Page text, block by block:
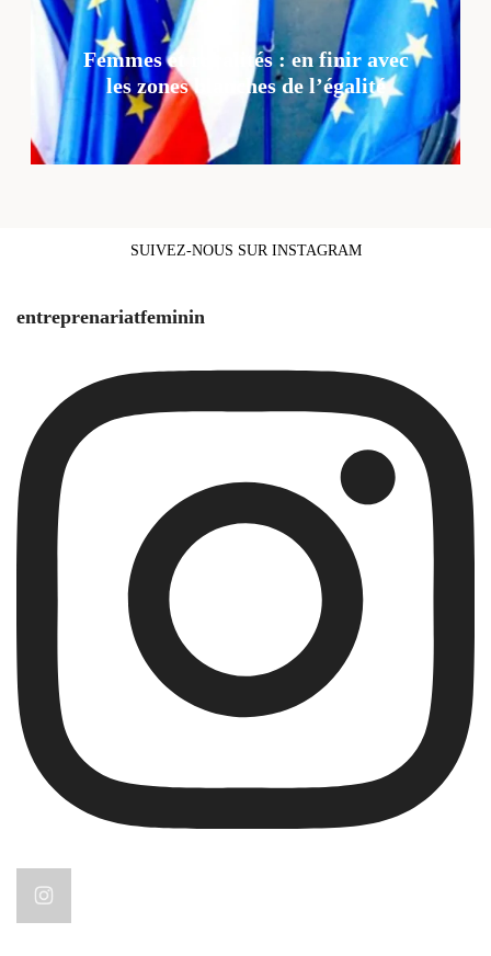
Femmes et ruralités : en finir avec
les zones blanches de l’égalité
SUIVEZ-NOUS SUR INSTAGRAM
entreprenariatfeminin